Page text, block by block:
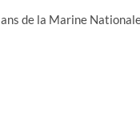
de la Marine